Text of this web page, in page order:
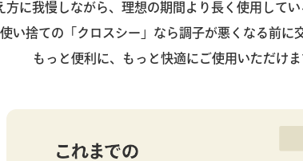
方に我慢しながら、理想の期間より長く使用してい
い捨ての「クロスシー」なら調子が悪くなる前に
もっと便利に、もっと快適にご使用いただけま